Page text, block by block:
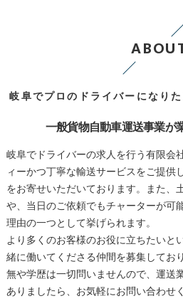
岐阜でプロのドライバーになり
一般貨物自動車運送事業が
岐阜でドライバーの求人を行う有限会
ィーかつ丁寧な輸送サービスをご提供
をお寄せいただいております。また、
や、当日のご依頼でもチャーターが可
理由の一つとして挙げられます。
より多くのお客様のお役に立ちたいと
緒に働いてくださる仲間を募集してお
無や学歴は一切問いませんので、運送
ありましたら、お気軽にお問い合わせ